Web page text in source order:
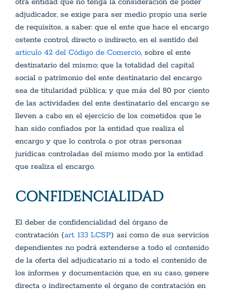
adjudicador, se exige para ser medio propio una serie
de requisitos, a saber: que el ente que hace el encargo
ostente control, directo o indirecto, en el sentido del
artículo 42 del Código de Comercio, sobre el ente
destinatario del mismo; que la totalidad del capital
social o patrimonio del ente destinatario del encargo
sea de titularidad pública; y que más del 80 por ciento
de las actividades del ente destinatario del encargo se
lleven a cabo en el ejercicio de los cometidos que le
han sido confiados por la entidad que realiza el
encargo y que lo controla o por otras personas
jurídicas controladas del mismo modo por la entidad
que realiza el encargo.
CONFIDENCIALIDAD
El deber de confidencialidad del órgano de
contratación (art. 133 LCSP) así como de sus servicios
dependientes no podrá extenderse a todo el contenido
de la oferta del adjudicatario ni a todo el contenido de
los informes y documentación que, en su caso, genere
directa o indirectamente el órgano de contratación en